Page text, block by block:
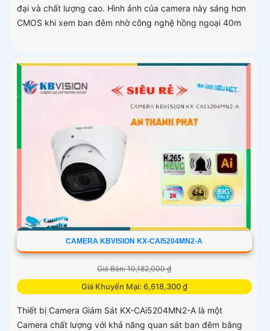
đại và chất lượng cao. Hình ảnh của camera này sáng hơn
CMOS khi xem ban đêm nhờ công nghệ hồng ngoại 40m
CAMERA KBVISION KX-CAI5204MN2-A
Giá Bán: 10,182,000 ₫
Giá Khuyến Mại: 6,618,300 ₫
Thiết bị Camera Giám Sát KX-CAi5204MN2-A là một
Camera chất lượng với khả năng quan sát ban đêm bằng